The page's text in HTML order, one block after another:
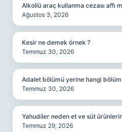
Alkollü araç kullanma cezası affı
Ağustos 3, 2026
Kesir ne demek örnek ?
Temmuz 30, 2026
Adalet bölümü yerine hangi bölüm
Temmuz 30, 2026
Yahudiler neden et ve süt
Temmuz 29, 2026